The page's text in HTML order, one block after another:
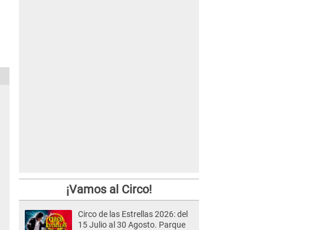
¡Vamos al Circo!
Circo de las Estrellas 2026: del
15 Julio al 30 Agosto. Parque